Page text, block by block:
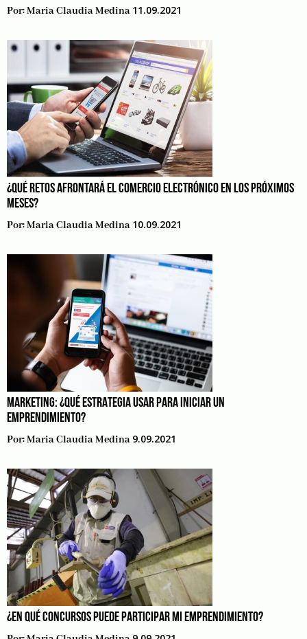
Por:Maria Claudia Medina 11.09.2021
¿QUÉ RETOS AFRONTARÁ EL COMERCIO ELECTRÓNICO EN LOS PRÓXIMOS
MESES?
Por:Maria Claudia Medina 10.09.2021
MARKETING: ¿QUÉ ESTRATEGIA USAR PARA INICIAR UN
EMPRENDIMIENTO?
Por:Maria Claudia Medina 9.09.2021
¿EN QUÉ CONCURSOS PUEDE PARTICIPAR MI EMPRENDIMIENTO?